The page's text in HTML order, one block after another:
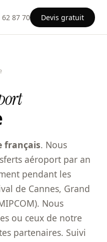
62 87 70 Devis gratuit
français. Nous
aéroport par an
pendant les
de Cannes, Grand
Nous
ou ceux de notre
partenaires. Suivi